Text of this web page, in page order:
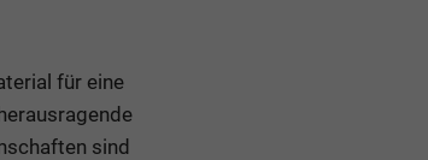
für eine
sind